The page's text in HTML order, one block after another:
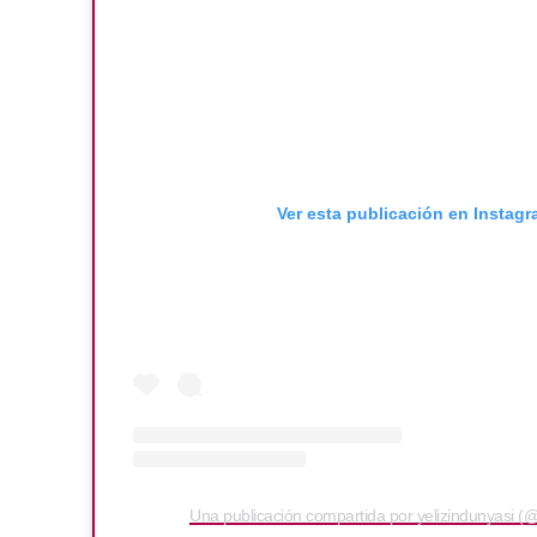
Ver esta publicación en
Una publicación compartida por yelizindunyasi